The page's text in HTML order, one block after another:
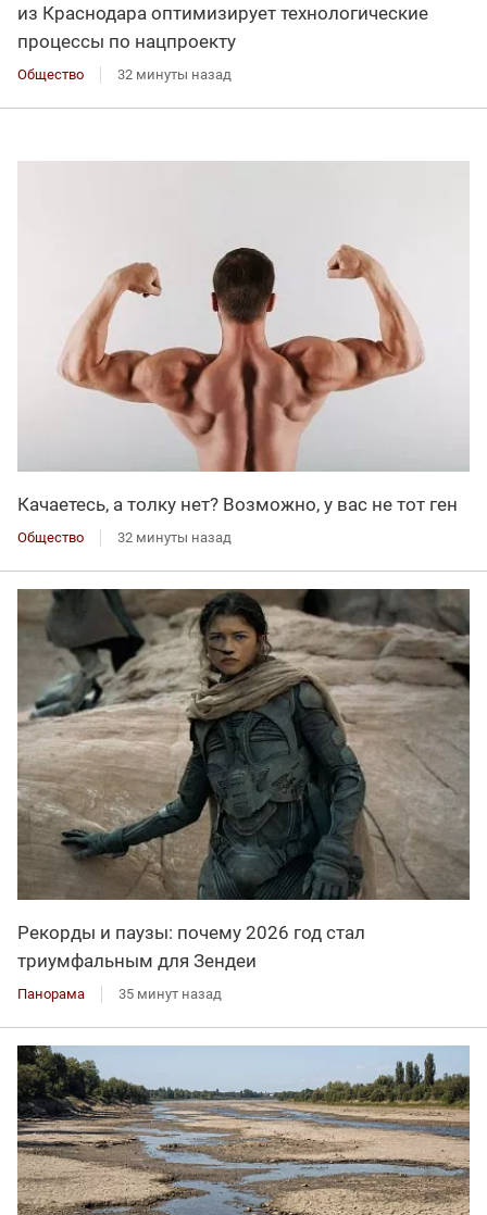
из Краснодара оптимизирует технологические
процессы по нацпроекту
Общество 32 минуты назад
Качаетесь, а толку нет? Возможно, у вас не тот ген
Общество 32 минуты назад
Рекорды и паузы: почему 2026 год стал
триумфальным для Зендеи
Панорама 35 минут назад